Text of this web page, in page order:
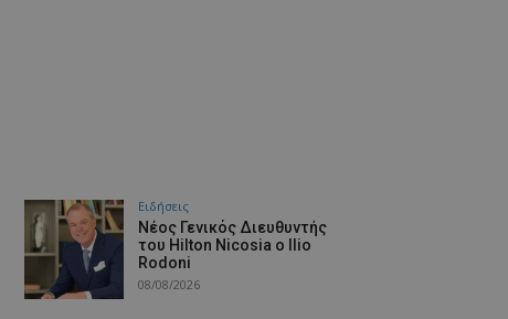
Ειδήσεις
Νέος Γενικός Διευθυντής
του Hilton Nicosia ο Ilio
Rodoni
08/08/2026